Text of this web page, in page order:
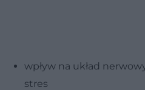
wpływ na układ
stres